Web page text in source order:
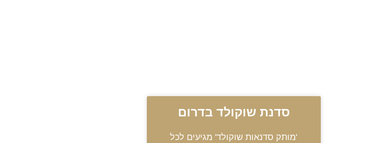
סדנת שוקולד בדרום
'מותק סדנאות שוקולד' מגיעים לכל